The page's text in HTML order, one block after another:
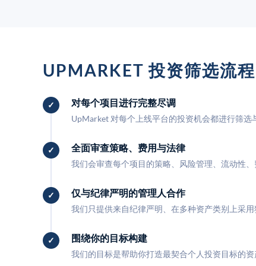
UPMARKET 投资筛选流程
对每个项目进行完整尽调
UpMarket 对每个上线平台的投资机会都进行筛选
全面审查策略、费用与法律
我们会审查每个项目的策略、风险管理、流动性
仅与纪律严明的管理人合作
我们只提供来自纪律严明、在多种资产类别上采用
围绕你的目标构建
我们的目标是帮助你打造最契合个人投资目标的资